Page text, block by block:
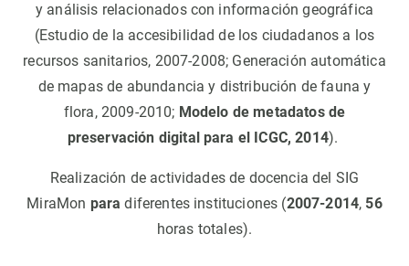
y análisis relacionados con información geográfica
(Estudio de la accesibilidad de los ciudadanos a los
recursos sanitarios, 2007-2008; Generación automática
de mapas de abundancia y distribución de fauna y
flora, 2009-2010; Modelo de metadatos de
preservación digital para el ICGC, 2014).
Realización de actividades de docencia del SIG
MiraMon para diferentes instituciones (2007-2014, 56
horas totales).